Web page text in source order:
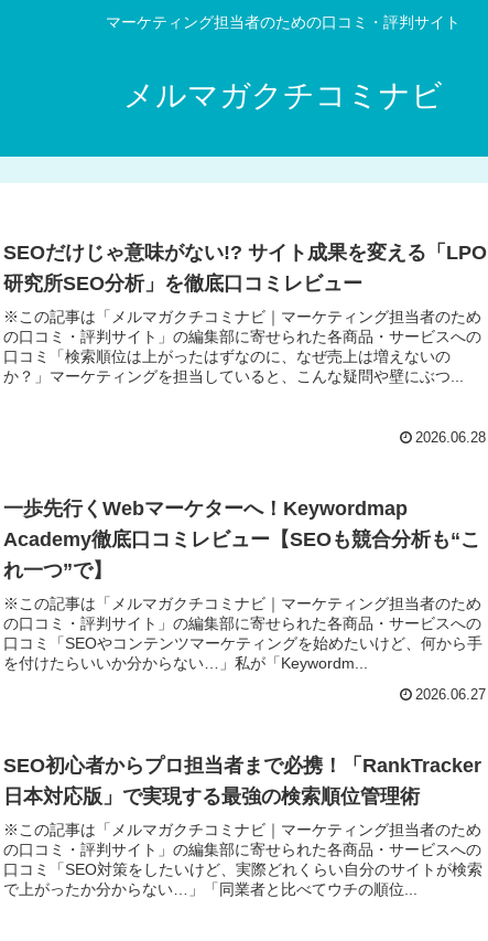
マーケティング担当者のための口コミ・評判サイト
メルマガクチコミナビ
SEOだけじゃ意味がない!? サイト成果を変える「LPO
研究所SEO分析」を徹底口コミレビュー
※この記事は「メルマガクチコミナビ｜マーケティング担当者のため
の口コミ・評判サイト」の編集部に寄せられた各商品・サービスへの
口コミ「検索順位は上がったはずなのに、なぜ売上は増えないの
か？」マーケティングを担当していると、こんな疑問や壁にぶつ...
2026.06.28
一歩先行くWebマーケターへ！Keywordmap
Academy徹底口コミレビュー【SEOも競合分析も“こ
れ一つ”で】
※この記事は「メルマガクチコミナビ｜マーケティング担当者のため
の口コミ・評判サイト」の編集部に寄せられた各商品・サービスへの
口コミ「SEOやコンテンツマーケティングを始めたいけど、何から手
を付けたらいいか分からない…」私が「Keywordm...
2026.06.27
SEO初心者からプロ担当者まで必携！「RankTracker
日本対応版」で実現する最強の検索順位管理術
※この記事は「メルマガクチコミナビ｜マーケティング担当者のため
の口コミ・評判サイト」の編集部に寄せられた各商品・サービスへの
口コミ「SEO対策をしたいけど、実際どれくらい自分のサイトが検索
で上がったか分からない…」「同業者と比べてウチの順位...